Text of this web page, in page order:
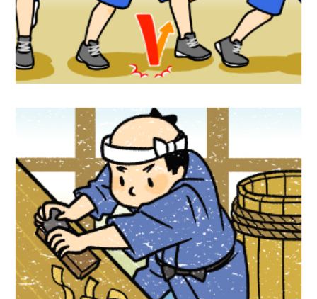
学習漫画『未来につなぐ日本の工芸品』
Gakken